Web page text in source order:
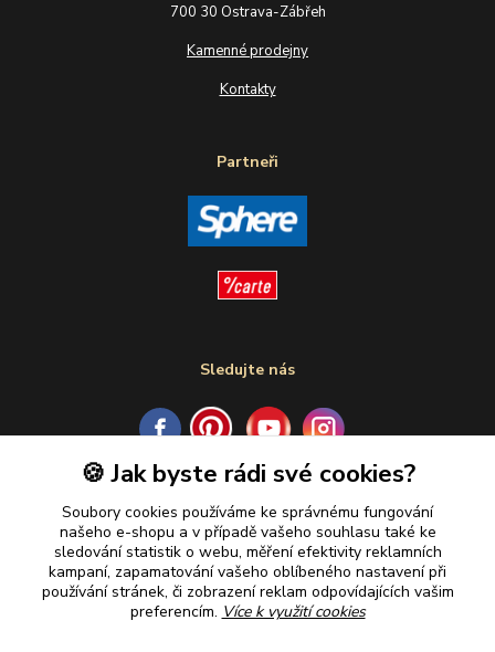
700 30 Ostrava-Zábřeh
Kamenné prodejny
Kontakty
Partneři
Sledujte nás
Plaťte u nás bezpečně
🍪 Jak byste rádi své cookies?
Soubory cookies používáme ke správnému fungování
našeho e-shopu a v případě vašeho souhlasu také ke
sledování statistik o webu, měření efektivity reklamních
kampaní, zapamatování vašeho oblíbeného nastavení při
používání stránek, či zobrazení reklam odpovídajících vašim
preferencím. Více k využití cookies